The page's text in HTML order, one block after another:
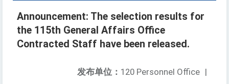
Announcement: The selection results for
the 115th General Affairs Office
Contracted Staff have been released.
发布单位： 120 Personnel Office |